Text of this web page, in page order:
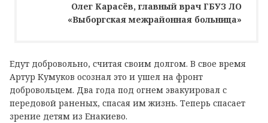
Олег Карасёв, главный врач ГБУЗ ЛО
«Выборгская межрайонная больница»
Едут добровольно, считая своим долгом. В свое время
Артур Кумуков осознал это и ушел на фронт
добровольцем. Два года под огнем эвакуировал с
передовой раненых, спасая им жизнь. Теперь спасает
зрение детям из Енакиево.